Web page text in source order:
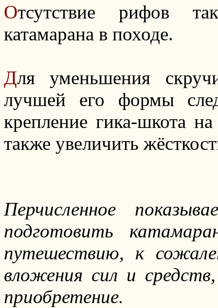
Отсутствие рифов
катамарана в походе.
Для уменьшения
лучшей его формы
крепление гика-шкота
также увеличить
Перчисленное
подготовить
путешествию, к
вложения сил и
приобретение.